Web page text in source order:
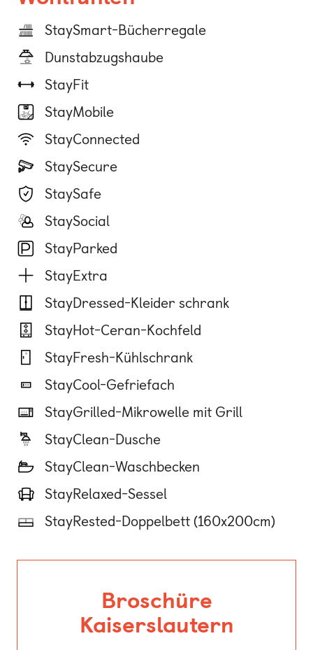
StaySmart-Bücherregale
Dunstabzugshaube
StayFit
StayMobile
StayConnected
StaySecure
StaySafe
StaySocial
StayParked
StayExtra
StayDressed-Kleider schrank
StayHot-Ceran-Kochfeld
StayFresh-Kühlschrank
StayCool-Gefriefach
StayGrilled-Mikrowelle mit Grill
StayClean-Dusche
StayClean-Waschbecken
StayRelaxed-Sessel
StayRested-Doppelbett (160x200cm)
Broschüre
Kaiserslautern